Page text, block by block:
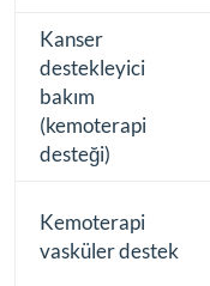
Kanser
destekleyici
bakım
(kemoterapi
desteği)
Kemoterapi
vasküler destek